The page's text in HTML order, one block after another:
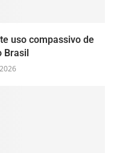
uso compassivo de
Brasil